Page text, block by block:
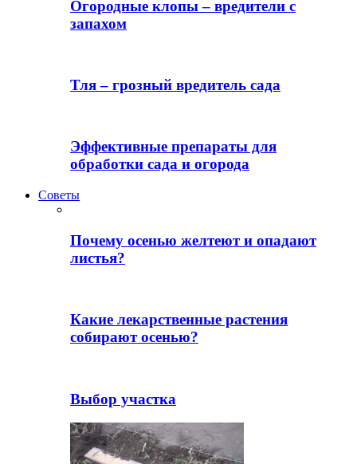
Огородные клопы – вредители с
запахом
Тля – грозный вредитель сада
Эффективные препараты для
обработки сада и огорода
Советы
Почему осенью желтеют и опадают
листья?
Какие лекарственные растения
собирают осенью?
Выбор участка